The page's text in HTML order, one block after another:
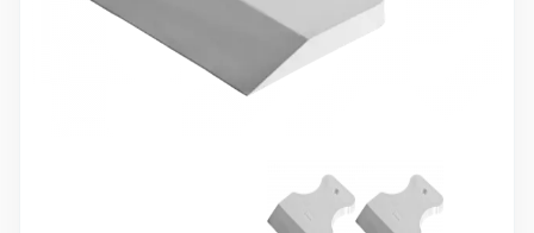
+7(495) 988-86-47
sales@stroyholding.ru
Оплата
Все бренды